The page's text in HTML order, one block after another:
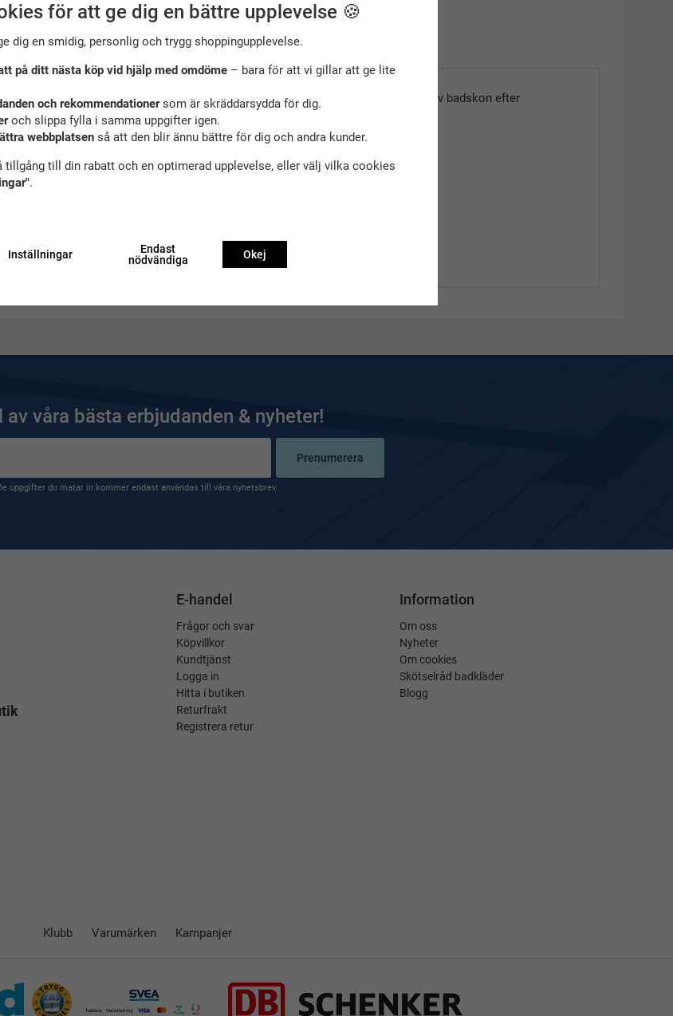
(34)
slip slula för golven i simhallen. Passar även bra för vattenbymnastik. Torka av badskon efter
av våra bästa erbjudanden & nyheter!
Prenumerera
uppgifter du matar in kommer endast användas till våra nyhetsbrev.
E-handel
Frågor och svar
Köpvillkor
Kundtjänst
Logga in
Hitta i butiken
Returfrakt
Registrera retur
Information
Om oss
Nyheter
Om cookies
Skötselråd badkläder
Blogg
Klubb Varumärken Kampanjer
för att ge dig en bättre upplevelse 🍪
dig en smidig, personlig och trygg shoppingupplevelse.
på ditt nästa köp vid hjälp med omdöme– bara för att vi gillar att ge lite
och rekommendationersom är skräddarsydda för dig.
och slippa fylla i samma uppgifter igen.
webbplatsenså att den blir ännu bättre för dig och andra kunder.
till din rabatt och en optimerad upplevelse, eller välj vilka cookies
.
Inställningar
Endast
nödvändiga
Okej